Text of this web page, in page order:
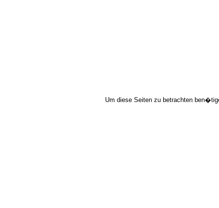
Um diese Seiten zu betrachten